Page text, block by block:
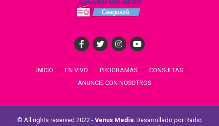
INICIO EN VIVO PROGRAMAS
CONSULTAS
ANUNCIE CON NOSOTROS
© All rights reserved 2022 - Venus Media. Desarrollado por Radio